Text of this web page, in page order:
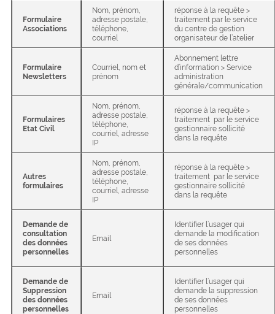
Formulaire
Associations
Nom, prénom,
adresse postale,
téléphone,
courriel
réponse à la requête >
traitement par le service
du centre de gestion
organisateur de l’atelier
Formulaire
Newsletters
Courriel, nom et
prénom
Abonnement lettre
d’information > Service
administration
générale/communication
Formulaires
Etat Civil
Nom, prénom,
adresse postale,
téléphone,
courriel, adresse
IP
réponse à la requête >
traitement par le service
gestionnaire sollicité
dans la requête
Autres
formulaires
Nom, prénom,
adresse postale,
téléphone,
courriel, adresse
IP
réponse à la requête >
traitement par le service
gestionnaire sollicité
dans la requête
Demande de
consultation
des données
personnelles
Email
Identifier l’usager qui
demande la modification
de ses données
personnelles
Demande de
Suppression
des données
personnelles
Email
Identifier l’usager qui
demande la suppression
de ses données
personnelles